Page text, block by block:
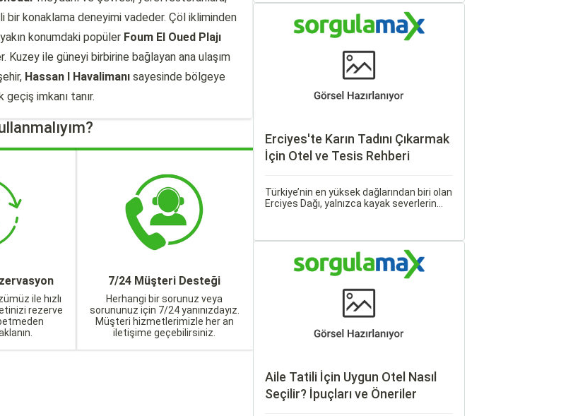
bir konaklama deneyimi vadeder. Çöl ikliminden
konumdaki popüler Foum El Oued Plajı
Kuzey ile güneyi birbirine bağlayan ana ulaşım
Hassan I Havalimanı sayesinde bölgeye
imkanı tanır.
ile hızlı
rezerve
7/24 Müşteri Desteği
Herhangi bir sorunuz veya
sorununuz için 7/24 yanınızdayız.
Müşteri hizmetlerimizle her an
iletişime geçebilirsiniz.
Erciyes'te Karın Tadını Çıkarmak
İçin Otel ve Tesis Rehberi
Türkiye’nin en yüksek dağlarından biri olan
Erciyes Dağı, yalnızca kayak severlerin
merkezleri ve konforlu otelleri ile öne
Aile Tatili İçin Uygun Otel Nasıl
Seçilir? İpuçları ve Öneriler